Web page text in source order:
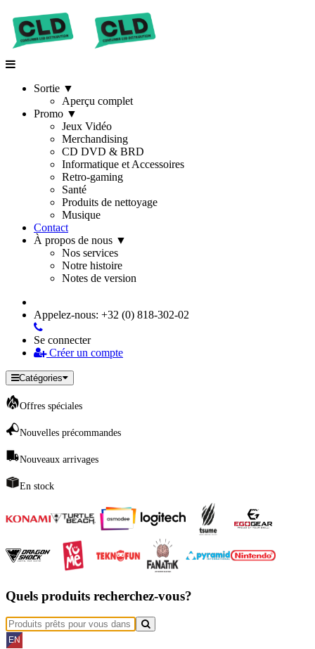
Sortie ▼
Aperçu complet
Promo ▼
Jeux Vidéo
Merchandising
CD DVD & BRD
Informatique et Accessoires
Retro-gaming
Santé
Produits de nettoyage
Musique
Contact
À propos de nous ▼
Nos services
Notre histoire
Notes de version
Appelez-nous: +32 (0) 818-302-02
Se connecter
Créer un compte
Catégories
Offres spéciales
Nouvelles précommandes
Nouveaux arrivages
En stock
Quels produits recherchez-vous?